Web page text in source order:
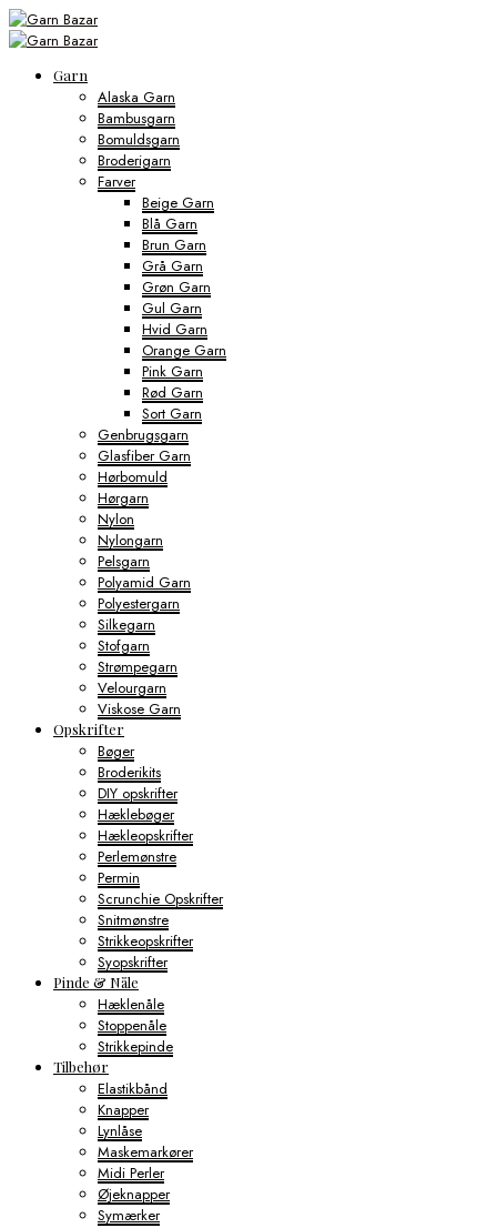
Garn
Alaska Garn
Bambusgarn
Bomuldsgarn
Broderigarn
Farver
Beige Garn
Blå Garn
Brun Garn
Grå Garn
Grøn Garn
Gul Garn
Hvid Garn
Orange Garn
Pink Garn
Rød Garn
Sort Garn
Genbrugsgarn
Glasfiber Garn
Hørbomuld
Hørgarn
Nylon
Nylongarn
Pelsgarn
Polyamid Garn
Polyestergarn
Silkegarn
Stofgarn
Strømpegarn
Velourgarn
Viskose Garn
Opskrifter
Bøger
Broderikits
DIY opskrifter
Hæklebøger
Hækleopskrifter
Perlemønstre
Permin
Scrunchie Opskrifter
Snitmønstre
Strikkeopskrifter
Syopskrifter
Pinde & Nåle
Hæklenåle
Stoppenåle
Strikkepinde
Tilbehør
Elastikbånd
Knapper
Lynlåse
Maskemarkører
Midi Perler
Øjeknapper
Symærker